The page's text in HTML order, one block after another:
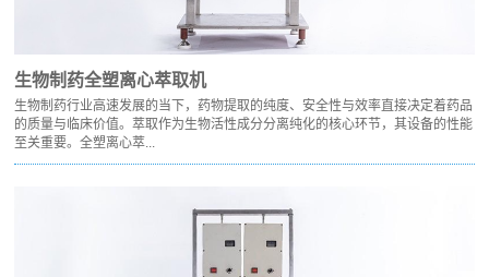
生物制药全塑离心萃取机
生物制药行业高速发展的当下，药物提取的纯度、安全性与效率直接决定着药品
的质量与临床价值。萃取作为生物活性成分分离纯化的核心环节，其设备的性能
至关重要。全塑离心萃...